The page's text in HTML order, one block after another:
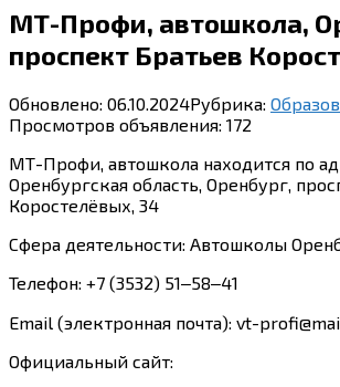
МТ-Профи, автошкола,
проспект Братьев
Обновлено: 06.10.2024Рубрика:
Просмотров объявления: 172
МТ-Профи, автошкола находится по
Оренбургская область, Оренбург,
Коростелёвых, 34
Сфера деятельности: Автошколы
Телефон: +7 (3532) 51‒58‒41
Email (электронная почта): vt-
Официальный сайт: